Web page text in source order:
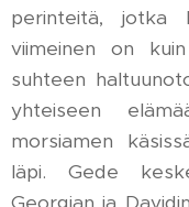
perinteitä, jotka
viimeinen on
suhteen
yhteiseen
morsiamen
läpi. Gede